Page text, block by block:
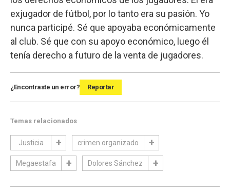
exjugador de fútbol, por lo tanto era su pasión. Yo
nunca participé. Sé que apoyaba económicamente
al club. Sé que con su apoyo económico, luego él
tenía derecho a futuro de la venta de jugadores.
¿Encontraste un error? Reportar
Temas relacionados
Justicia crimen organizado
Megaestafa Dolores Sánchez